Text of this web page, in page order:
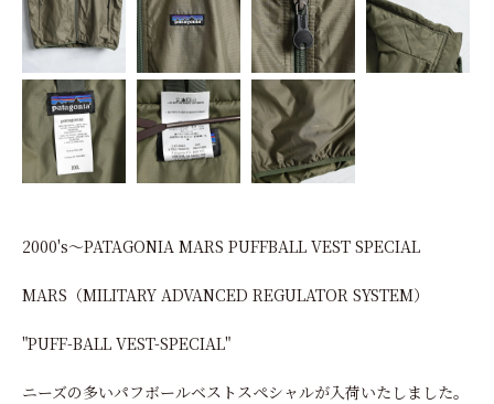
2000's〜PATAGONIA MARS PUFFBALL VEST SPECIAL
MARS（MILITARY ADVANCED REGULATOR SYSTEM）
"PUFF-BALL VEST-SPECIAL"
ニーズの多いパフボールベストスペシャルが入荷いたしました。